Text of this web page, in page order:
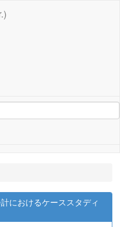
におけるケーススタディ